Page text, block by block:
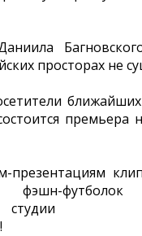
просторах не
премьера
презентациям
футболок